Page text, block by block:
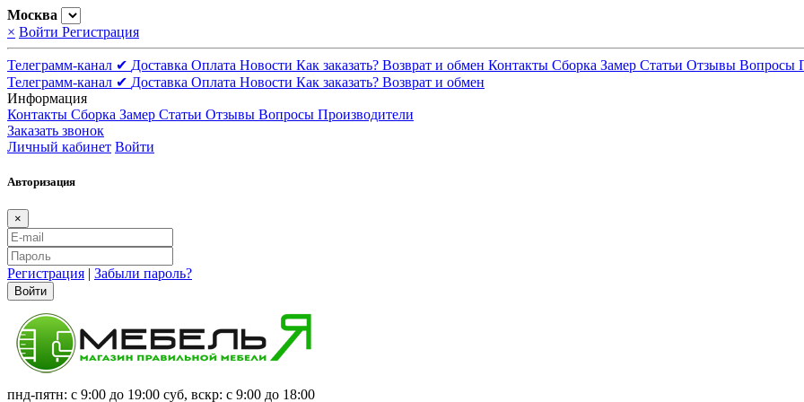
Москва
× Войти Регистрация
Телеграмм-канал ✔ Доставка Оплата Новости Как заказать? Возврат и обмен Контакты Сборка Замер Статьи Отзывы Вопросы
Телеграмм-канал ✔ Доставка Оплата Новости Как заказать? Возврат и обмен
Информация
Контакты Сборка Замер Статьи Отзывы Вопросы Производители
Заказать звонок
Личный кабинет Войти
Авторизация
×
Регистрация | Забыли пароль?
Войти
пнд-пятн: с 9:00 до 19:00 суб, вскр: с 9:00 до 18:00